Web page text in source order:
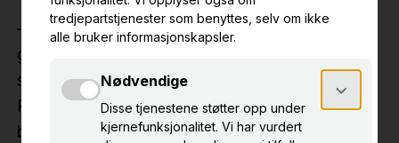
– Hvis vi bruker felles begreper om
gjenstandene vi jobber med, blir det enklere å
søke fram informasjon og få oversikt, sier
Ragni Engstrøm Nilsen ved Norsk institutt for
bunad og folkedrakt (NBF).